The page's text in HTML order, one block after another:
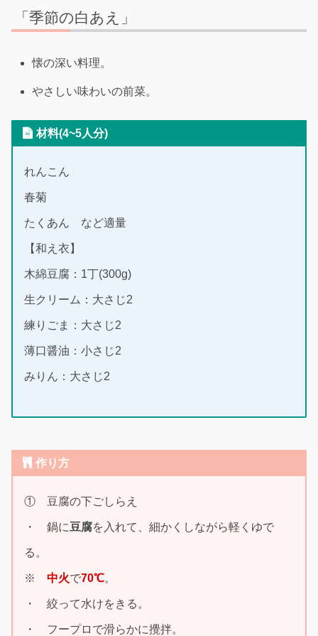
「季節の白あえ」
懐の深い料理。
やさしい味わいの前菜。
材料(4~5人分)
れんこん
春菊
たくあん など適量
【和え衣】
木綿豆腐：1丁(300g)
生クリーム：大さじ2
練りごま：大さじ2
薄口醤油：小さじ2
みりん：大さじ2
作り方
① 豆腐の下ごしらえ
・ 鍋に豆腐を入れて、細かくしながら軽くゆで
る。
※ 中火で70℃。
・ 絞って水けをきる。
・ フープロで滑らかに攪拌。